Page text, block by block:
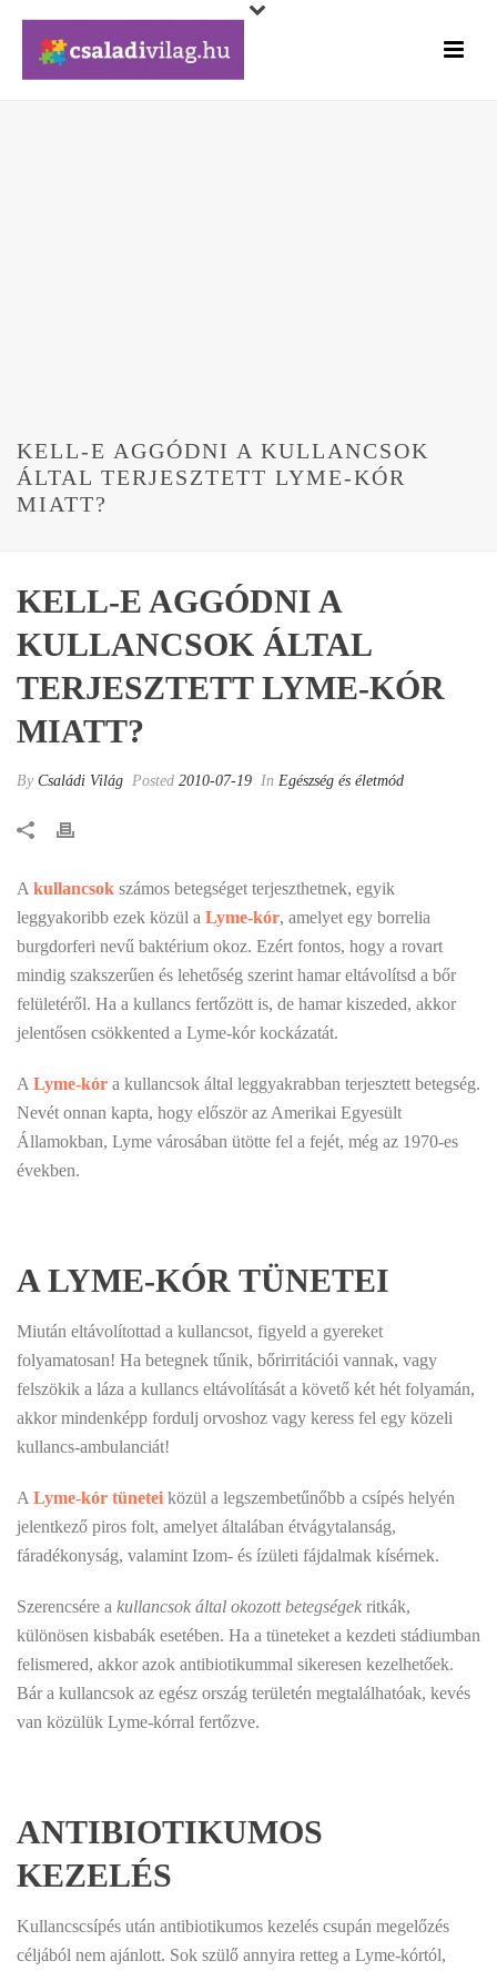
KELL-E AGGÓDNI A KULLANCSOK
ÁLTAL TERJESZTETT LYME-KÓR
MIATT?
KELL-E AGGÓDNI A
KULLANCSOK ÁLTAL
TERJESZTETT LYME-KÓR
MIATT?
By Családi Világ Posted 2010-07-19 In Egészség és életmód
A kullancsok számos betegséget terjeszthetnek, egyik
leggyakoribb ezek közül a Lyme-kór, amelyet egy borrelia
burgdorferi nevű baktérium okoz. Ezért fontos, hogy a rovart
mindig szakszerűen és lehetőség szerint hamar eltávolítsd a bőr
felületéről. Ha a kullancs fertőzött is, de hamar kiszeded, akkor
jelentősen csökkented a Lyme-kór kockázatát.
A Lyme-kór a kullancsok által leggyakrabban terjesztett betegség.
Nevét onnan kapta, hogy először az Amerikai Egyesült
Államokban, Lyme városában ütötte fel a fejét, még az 1970-es
években.
A LYME-KÓR TÜNETEI
Miután eltávolítottad a kullancsot, figyeld a gyereket
folyamatosan! Ha betegnek tűnik, bőrirritációi vannak, vagy
felszökik a láza a kullancs eltávolítását a követő két hét folyamán,
akkor mindenképp fordulj orvoshoz vagy keress fel egy közeli
kullancs-ambulanciát!
A Lyme-kór tünetei közül a legszembetűnőbb a csípés helyén
jelentkező piros folt, amelyet általában étvágytalanság,
fáradékonyság, valamint Izom- és ízületi fájdalmak kísérnek.
Szerencsére a kullancsok által okozott betegségek ritkák,
különösen kisbabák esetében. Ha a tüneteket a kezdeti stádiumban
felismered, akkor azok antibiotikummal sikeresen kezelhetőek.
Bár a kullancsok az egész ország területén megtalálhatóak, kevés
van közülük Lyme-kórral fertőzve.
ANTIBIOTIKUMOS
KEZELÉS
Kullancscsípés után antibiotikumos kezelés csupán megelőzés
céljából nem ajánlott. Sok szülő annyira retteg a Lyme-kórtól,